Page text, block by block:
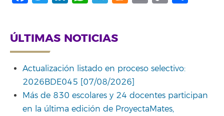
ÚLTIMAS NOTICIAS
Actualización listado en proceso selectivo:
2026BDE045 [07/08/2026]
Más de 830 escolares y 24 docentes participan
en la última edición de ProyectaMates,